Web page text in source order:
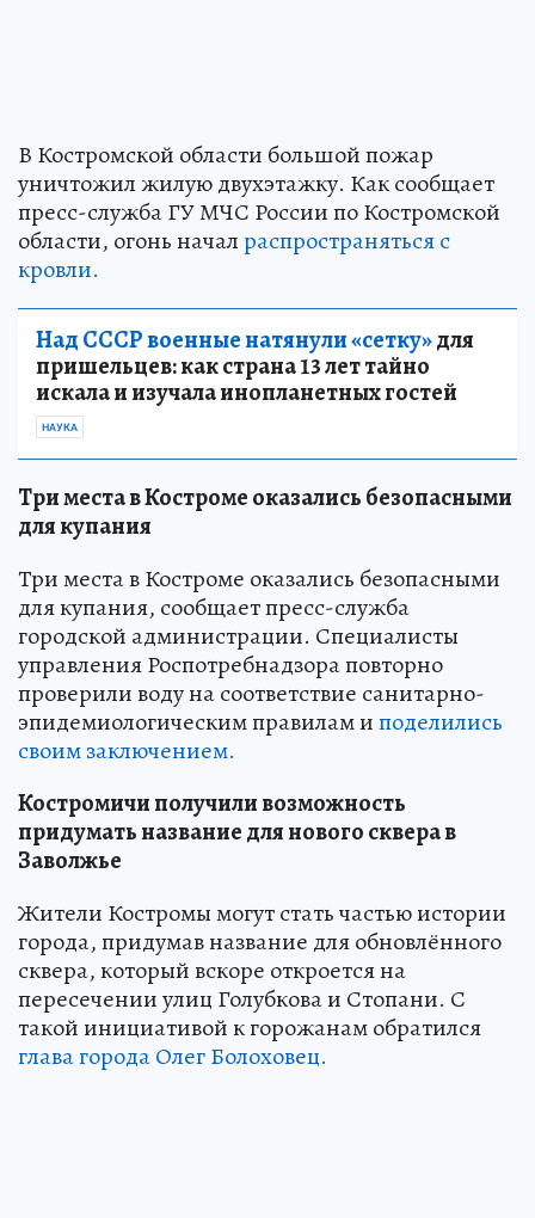
В Костромской области большой пожар
уничтожил жилую двухэтажку. Как сообщает
пресс-служба ГУ МЧС России по Костромской
области, огонь началраспространяться с
кровли.
Над СССР военные натянули «сетку»для
пришельцев: как страна 13 лет тайно
искала и изучала инопланетных гостей
НАУКА
Три места в Костроме оказались безопасными
для купания
Три места в Костроме оказались безопасными
для купания, сообщает пресс-служба
городской администрации. Специалисты
управления Роспотребнадзора повторно
проверили воду на соответствие санитарно-
эпидемиологическим правилам иподелились
своим заключением.
Костромичи получили возможность
придумать название для нового сквера в
Заволжье
Жители Костромы могут стать частью истории
города, придумав название для обновлённого
сквера, который вскоре откроется на
пересечении улиц Голубкова и Стопани. С
такой инициативой к горожанам обратился
глава города Олег Болоховец.